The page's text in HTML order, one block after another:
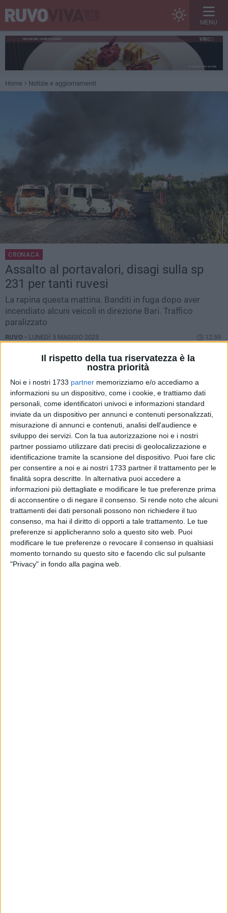
Il rispetto della tua riservatezza è la
nostra priorità
Noi e i nostri 1733 partner memorizziamo e/o accediamo a
informazioni su un dispositivo, come i cookie, e trattiamo dati
personali, come identificatori univoci e informazioni standard
inviate da un dispositivo per annunci e contenuti personalizzati,
misurazione di annunci e contenuti, analisi dell'audience e
sviluppo dei servizi. Con la tua autorizzazione noi e i nostri
partner possiamo utilizzare dati precisi di geolocalizzazione e
identificazione tramite la scansione del dispositivo. Puoi fare clic
per consentire a noi e ai nostri 1733 partner il trattamento per le
finalità sopra descritte. In alternativa puoi accedere a
informazioni più dettagliate e modificare le tue preferenze prima
di acconsentire o di negare il consenso. Si rende noto che alcuni
trattamenti dei dati personali possono non richiedere il tuo
consenso, ma hai il diritto di opporti a tale trattamento. Le tue
preferenze si applicheranno solo a questo sito web. Puoi
modificare le tue preferenze o revocare il consenso in qualsiasi
momento tornando su questo sito e facendo clic sul pulsante
"Privacy" in fondo alla pagina web.
MENU
Home Notizie e aggiornamenti
CRONACA
Assalto al portavalori, disagi sulla sp
231 per tanti ruvesi
La rapina questa mattina. Banditi in fuga dopo aver
incendiato alcuni veicoli in direzione Bari. Traffico
paralizzato
RUVO - LUNEDÌ 5 MAGGIO 2025 12.59
11
Assalto a un portavalori questa mattina tra Bitonto e
Sovereto, frazione di Terlizzi. I malviventi hanno dato alle
fiamme due mezzi sulla strada provinciale 231. Al momento